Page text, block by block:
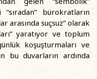
bürokratların
arasında suçsuz” olarak
yaratıyor ve toplum
koşuşturmaları ve
bu duvarların ardında